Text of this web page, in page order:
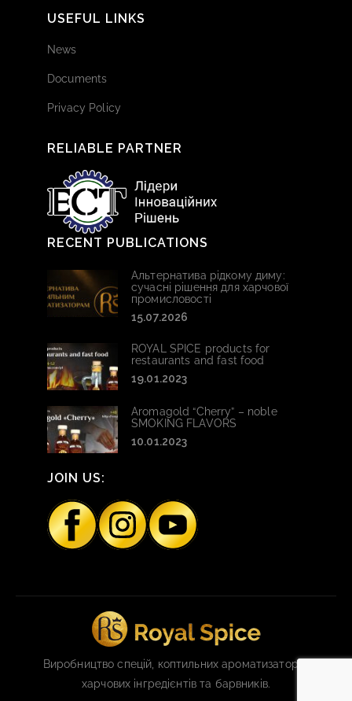
USEFUL LINKS
News
Documents
Privacy Policy
RELIABLE PARTNER
RECENT PUBLICATIONS
Альтернатива рідкому диму:
сучасні рішення для харчової
промисловості
15.07.2026
ROYAL SPICE products for
restaurants and fast food
19.01.2023
Aromagold “Cherry” – noble
SMOKING FLAVORS
10.01.2023
JOIN US:
Виробництво спецій, коптильних ароматизаторів,
харчових інгредієнтів та барвників.